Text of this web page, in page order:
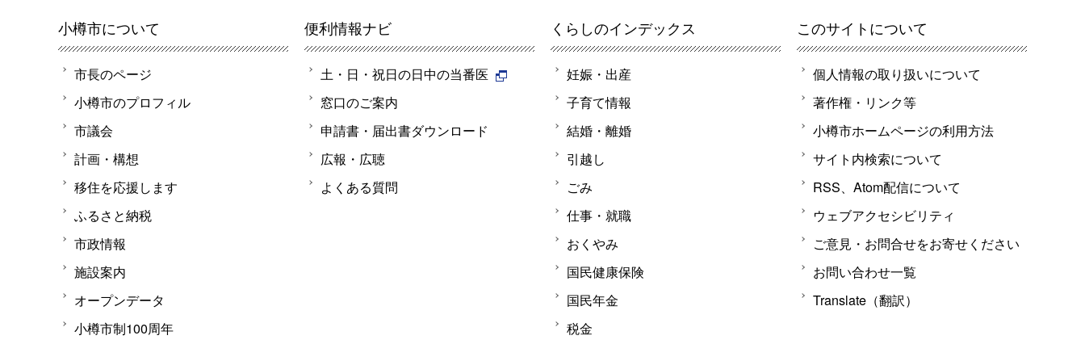
小樽市について
市長のページ
小樽市のプロフィル
市議会
計画・構想
移住を応援します
ふるさと納税
市政情報
施設案内
オープンデータ
小樽市制100周年
便利情報ナビ
土・日・祝日の日中の当番医
窓口のご案内
申請書・届出書ダウンロード
広報・広聴
よくある質問
くらしのインデックス
妊娠・出産
子育て情報
結婚・離婚
引越し
ごみ
仕事・就職
おくやみ
国民健康保険
国民年金
税金
このサイトについて
個人情報の取り扱いについて
著作権・リンク等
小樽市ホームページの利用方法
サイト内検索について
RSS、Atom配信について
ウェブアクセシビリティ
ご意見・お問合せをお寄せください
お問い合わせ一覧
Translate（翻訳）